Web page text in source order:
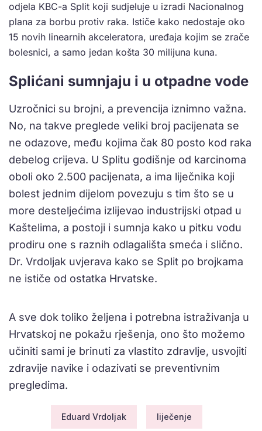
odjela KBC-a Split koji sudjeluje u izradi Nacionalnog
plana za borbu protiv raka. Ističe kako nedostaje oko
15 novih linearnih akceleratora, uređaja kojim se zrače
bolesnici, a samo jedan košta 30 milijuna kuna.
Splićani sumnjaju i u otpadne vode
Uzročnici su brojni, a prevencija iznimno važna.
No, na takve preglede veliki broj pacijenata se
ne odazove, među kojima čak 80 posto kod raka
debelog crijeva. U Splitu godišnje od karcinoma
oboli oko 2.500 pacijenata, a ima liječnika koji
bolest jednim dijelom povezuju s tim što se u
more desteljećima izlijevao industrijski otpad u
Kaštelima, a postoji i sumnja kako u pitku vodu
prodiru one s raznih odlagališta smeća i slično.
Dr. Vrdoljak uvjerava kako se Split po brojkama
ne ističe od ostatka Hrvatske.
A sve dok toliko željena i potrebna istraživanja u
Hrvatskoj ne pokažu rješenja, ono što možemo
učiniti sami je brinuti za vlastito zdravlje, usvojiti
zdravije navike i odazivati se preventivnim
pregledima.
Eduard Vrdoljak liječenje